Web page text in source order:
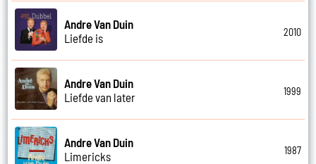
Andre Van Duin
Liefde is
2010
Andre Van Duin
Liefde van later
1999
Andre Van Duin
Limericks
1987